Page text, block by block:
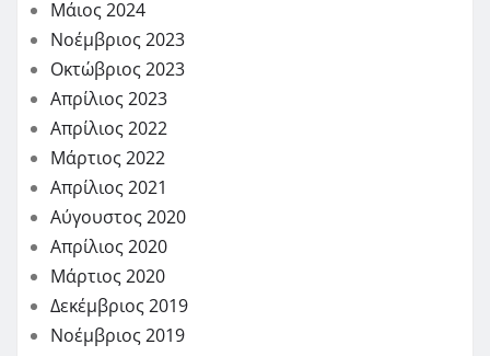
Μάιος 2024
Νοέμβριος 2023
Οκτώβριος 2023
Απρίλιος 2023
Απρίλιος 2022
Μάρτιος 2022
Απρίλιος 2021
Αύγουστος 2020
Απρίλιος 2020
Μάρτιος 2020
Δεκέμβριος 2019
Νοέμβριος 2019